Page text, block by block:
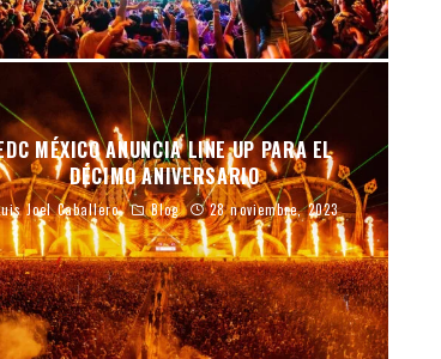
MÉXICO ANUNCIA LINE UP PARA EL
DÉCIMO ANIVERSARIO
Joel Caballero Blog 28 noviembre, 2023